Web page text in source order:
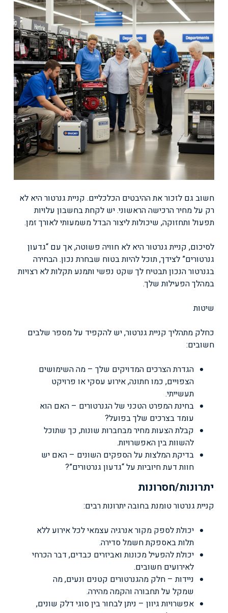
חשוב גם לזכור את ההיבטים הכלכליים. קניית גנרטור היא לא
רק על מחיר הרכישה הראשוני. יש לקחת בחשבון עלויות
תפעול ותחזוקה, שיכולות ליצור הבדל משמעותי לאורך זמן.
לסיכום, קניית גנרטור היא לא חוויה פשוטה, אך עם “גדעון
גנרטורים” לצידך, תוכל להיות בטוח שבחרת נכון. הבחירה
בגנרטור הנכון תבטיח לך שקט נפשי ותמנע תקלות לא רצויות
במהלך הפעילות שלך.
שיטות
כחלק מתהליך קניית גנרטור, יש להקפיד על מספר שלבים
חשובים:
הגדרת הצרכים המדויקים שלך – מה השימושים
הצפויים, כמו חתונה, אירוע עסקי או פרויקט
תעשייתי.
בחינת המפרט הטכני של הגנרטורים – האם הוא
עומד בצרכים שלך בפועל?
קבלת הצעות מחיר מבחברות שונות, כך שתוכל
להשוות בין האפשרויות.
בדיקת המלצות על הספקים השונים – האם יש
חוות דעת חיוביות על “גדעון גנרטורים”?
יתרונות/חסרונות
קניית גנרטור טומנת בחובה יתרונות רבים:
יכולת לספק מקור אנרגיה עצמאי לכל אירוע ללא
תלות באספקת חשמל סדירה.
יכולת להפעיל מכונות ואביזרים כבדים, דבר הכרחי
לאירועים חשובים.
ניידות – חלק מהגנרטורים קטנים ונעים, מה
שמקל על תחבורה והקמה מהירה.
אפשרויות גיוון – ניתן לבחור בין סוגי דלק שונים,